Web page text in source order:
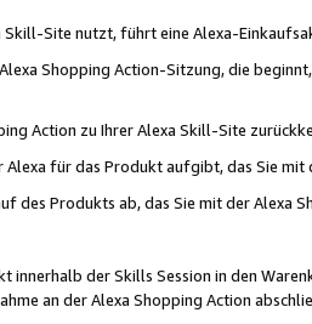
Site nutzt, führt eine Alexa-
Shopping Action-Sitzung, die
Action zu Ihrer Alexa Skill-Site
für das Produkt aufgibt, das Sie mit
des Produkts ab, das Sie mit der Alexa
innerhalb der Skills Session in den
an der Alexa Shopping Action